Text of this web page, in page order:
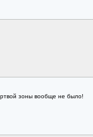
зоны вообще не было!